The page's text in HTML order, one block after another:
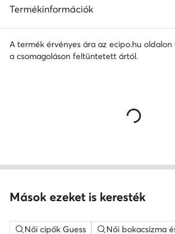
Termékinformációk
A termék érvényes ára az ecipo.hu
a csomagoláson feltüntetett ártól.
Mások ezeket is keresték
Női cipők Guess Női bokacsizma